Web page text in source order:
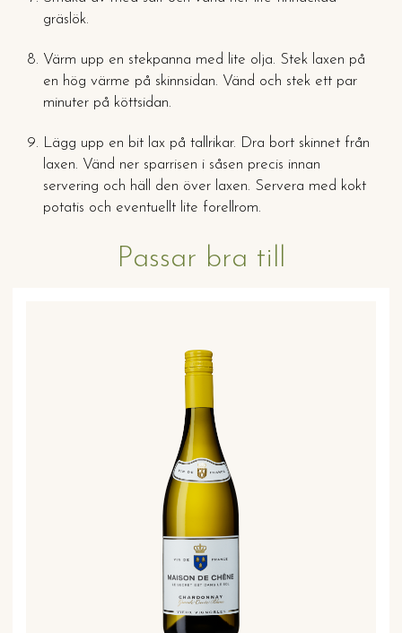
gräslök.
Värm upp en stekpanna med lite olja. Stek laxen på
en hög värme på skinnsidan. Vänd och stek ett par
minuter på köttsidan.
Lägg upp en bit lax på tallrikar. Dra bort skinnet från
laxen. Vänd ner sparrisen i såsen precis innan
servering och häll den över laxen. Servera med kokt
potatis och eventuellt lite forellrom.
Passar bra till